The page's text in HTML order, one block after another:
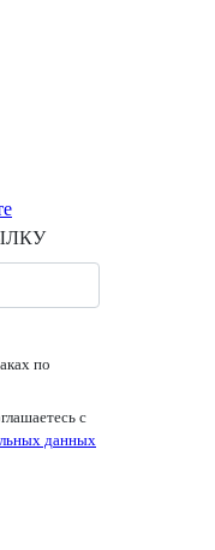
по
с
данных